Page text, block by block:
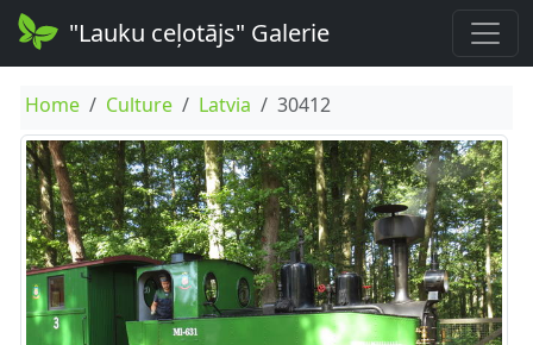
"Lauku ceļotājs" Galerie
Home Culture Latvia 30412